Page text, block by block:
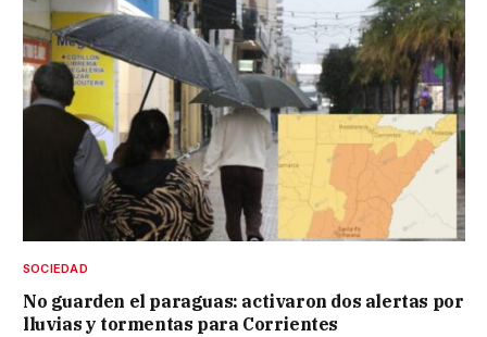
SOCIEDAD
No guarden el paraguas: activaron dos alertas por
lluvias y tormentas para Corrientes